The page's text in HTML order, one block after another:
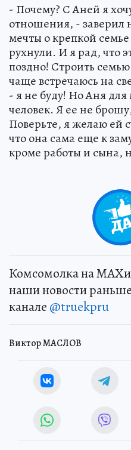
- Почему? С Аней я
отношения, - заверил
мечты о крепкой
рухнули. И я рад, что
поздно! Строить
чаще встречаюсь на
- я не буду! Но Аня
человек. Я ее не
Поверьте, я желаю ей
что она сама еще к
кроме работы и сына,
Комсомолка на
наши новости
канале @truekpru
Виктор МАСЛОВ